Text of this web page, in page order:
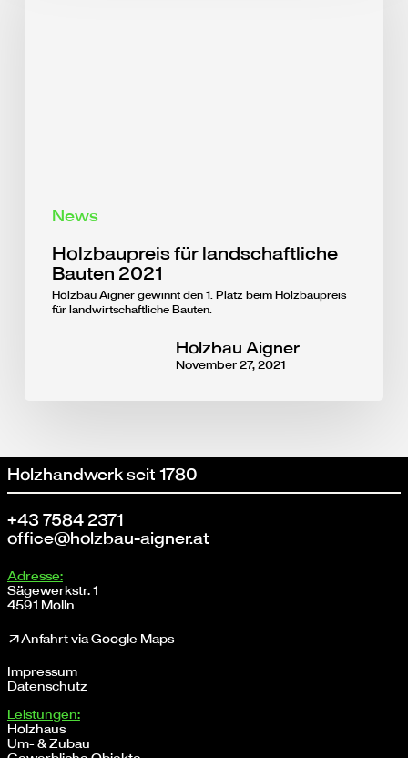
News
Holzbaupreis für landschaftliche
Bauten 2021
Holzbau Aigner gewinnt den 1. Platz beim Holzbaupreis
für landwirtschaftliche Bauten.
Holzbau Aigner
November 27, 2021
Holzhandwerk seit 1780
+43 7584 2371
office@holzbau-aigner.at
Adresse:
Sägewerkstr. 1
4591 Molln
↗Anfahrt via Google Maps
Impressum
Datenschutz
Leistungen:
Holzhaus
Um- & Zubau